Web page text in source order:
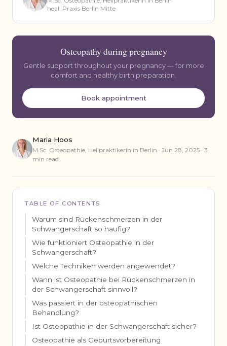
Maria Hoos
M.Sc. Osteopathie, Heilpraktikerin in Berlin · Jun 28, 2025 · 3
min read
TABLE OF CONTENTS
Warum sind Rückenschmerzen in der
Schwangerschaft so häufig?
Wie funktioniert Osteopathie in der
Schwangerschaft?
Welche Techniken werden angewendet?
Wann ist Osteopathie bei Rückenschmerzen in
der Schwangerschaft sinnvoll?
Was passiert in der osteopathischen
Behandlung?
Ist Osteopathie in der Schwangerschaft sicher?
Osteopathie als Geburtsvorbereitung
heal. Praxis Berlin Mitte
Osteopathy during pregnancy
Gentle support throughout your pregnancy — for more
comfort and healthy birth preparation.
Book appointment